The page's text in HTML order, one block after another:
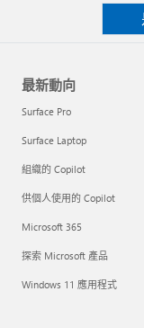
最新動向
Surface Pro
Surface Laptop
組織的 Copilot
供個人使用的 Copilot
Microsoft 365
探索 Microsoft 產品
Windows 11 應用程式